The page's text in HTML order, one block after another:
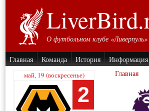
О футбольном клубе «Ливерпуль»
Главная Команда История Информация
май, 19 (воскресенье)
2
Главная